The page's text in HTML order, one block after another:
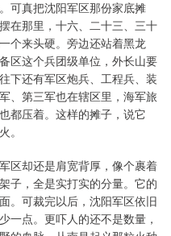
可真把沈阳军区那份家底摊
在那里，十六、二十三、三十
个来头硬。旁边还站着黑龙
区这个兵团级单位，外长山要
下还有军区炮兵、工程兵、装
、第三军也在辖区里，海军旅
都压着。这样的摊子，说它
。
区却还是肩宽背厚，像个裹着
子，全是实打实的分量。它的
。可裁完以后，沈阳军区依旧
一点。更吓人的还不是数量，